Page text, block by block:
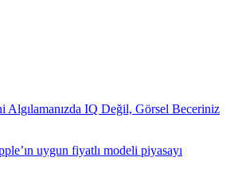
Algılamanızda IQ Değil, Görsel Beceriniz
uygun fiyatlı modeli piyasayı